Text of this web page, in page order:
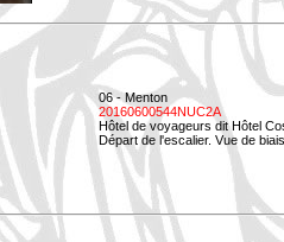
06 - Menton
20160600544NUC2A
Hôtel de voyageurs dit Hôtel
Départ de l'escalier. Vue de